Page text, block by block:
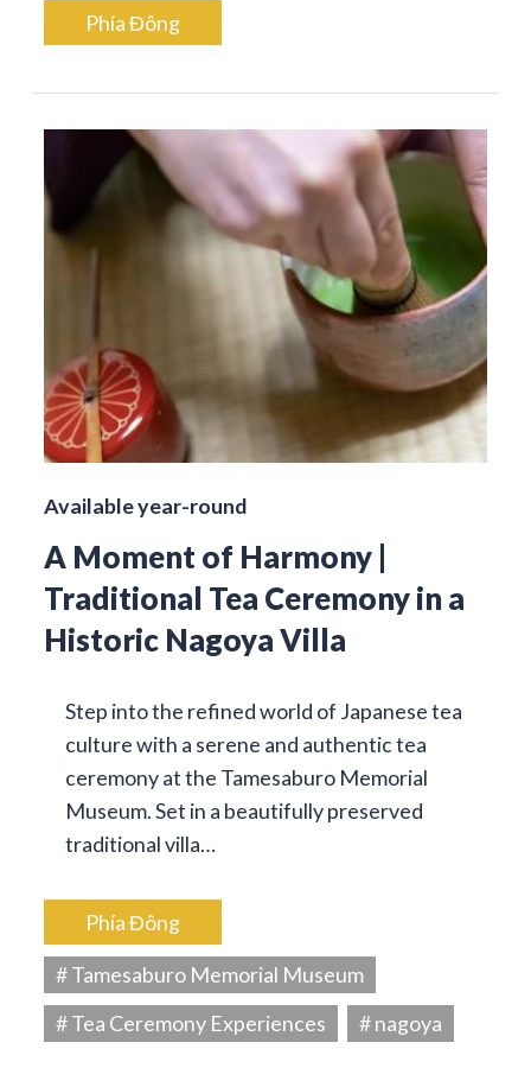
Phía Đông
Available year-round
A Moment of Harmony |
Traditional Tea Ceremony in a
Historic Nagoya Villa
Step into the refined world of Japanese tea
culture with a serene and authentic tea
ceremony at the Tamesaburo Memorial
Museum. Set in a beautifully preserved
traditional villa…
Phía Đông
# Tamesaburo Memorial Museum
# Tea Ceremony Experiences
# nagoya